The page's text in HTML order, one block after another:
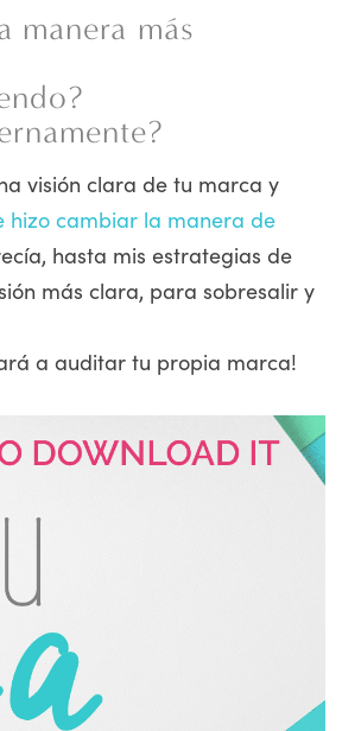
manera más
visión clara de tu marca y
hizo cambiar la manera de
hasta mis estrategias de
más clara, para sobresalir y
a auditar tu propia marca!